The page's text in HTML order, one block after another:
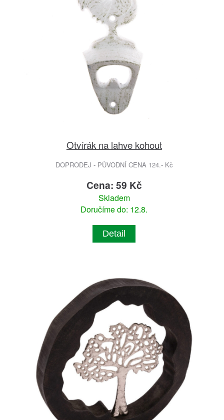
Otvírák na lahve kohout
DOPRODEJ - PŮVODNÍ CENA 124.- Kč
Cena: 59 Kč
Skladem
Doručíme do: 12.8.
Detail